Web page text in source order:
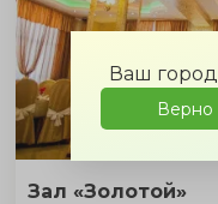
Ваш город
Верно
Зал «Золотой»